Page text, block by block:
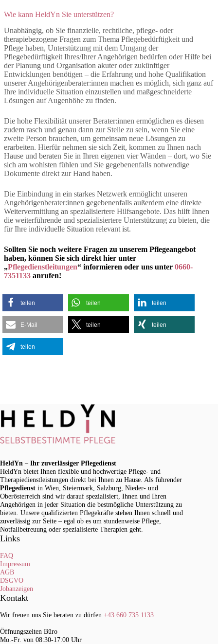
Wie kann HeldYn Sie unterstützen?
Unabhängig, ob Sie finanzielle, rechtliche, pflege- oder
therapiebezogene Fragen zum Thema Pflegebedürftigkeit und
Pflege haben, Unterstützung mit dem Umgang der
Pflegebedürftigkeit Ihres/Ihrer Angehörigen bedürfen oder Hilfe bei
der Planung und Organisation akuter oder zukünftiger
Entwicklungen benötigen – die Erfahrung und hohe Qualifikation
unserer Angehörigenberater:innen machen es möglich, sich ganz auf
Ihre individuelle Situation einzustellen und maßgeschneiderte
Lösungen auf Augenhöhe zu finden.
Die hohe Flexibilität unserer Berater:innen ermöglichen es diesen
zudem rasch und genau dann zur Stelle zu sein, wenn Sie eine
zweite Person brauchen, um gemeinsam neue Lösungen zu
erarbeiten. Hierfür nehmen sie sich Zeit, kommen zu Ihnen nach
Hause und beraten Sie in Ihren eigenen vier Wänden – dort, wo Sie
sich am wohlsten fühlen und Sie gegebenenfalls notwendige
Dokumente direkt zur Hand haben.
Die Einbindung in ein starkes Netzwerk ermöglicht unseren
Angehörigenberater:innen gegebenenfalls außerdem eine direkte
Weitervermittlung an spezialisiertere Hilfsangebote. Das hilft Ihnen
die weiterführende und spezialisiertere Unterstützung zu bieten, die
für Ihre individuelle Situation relevant ist.
Sollten Sie noch weitere Fragen zu unserem Pflegeangebot
haben, können Sie sich direkt hier unter
„Pflegedienstleitungen“ informieren oder uns unter 0660-
7351133 anrufen!
teilen teilen teilen
E-Mail teilen teilen
teilen
HeldYn – Ihr zuverlässiger Pflegedienst
HeldYn bietet Ihnen flexible und hochwertige Pflege- und
Therapiedienstleistungen direkt bei Ihnen zu Hause. Als führender
Pflegedienst in Wien, Steiermark, Salzburg, Nieder- und
Oberösterreich sind wir darauf spezialisiert, Ihnen und Ihren
Angehörigen in jeder Situation die bestmögliche Unterstützung zu
bieten. Unsere qualifizierten Pflegekräfte stehen Ihnen schnell und
zuverlässig zur Seite – egal ob es um stundenweise Pflege,
Notfallbetreuung oder spezialisierte Therapien geht.
Links
FAQ
Impressum
AGB
DSGVO
Jobanzeigen
Kontakt
Wir freuen uns Sie beraten zu dürfen +43 660 735 1133
Öffnungszeiten Büro
Mo.-Fr. von 08:30-17:00 Uhr